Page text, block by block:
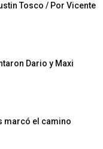
Tosco / Por Vicente
Dario y Maxi
marcó el camino